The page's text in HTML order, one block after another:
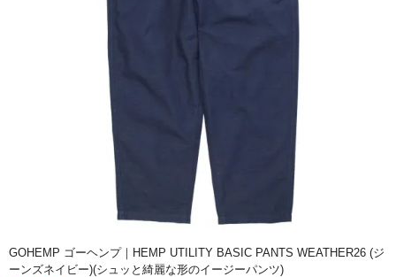
GOHEMP ゴーヘンプ｜HEMP UTILITY BASIC PANTS WEATHER26 (ジ
ーンズネイビー)(シュッと綺麗な形のイージーパンツ)